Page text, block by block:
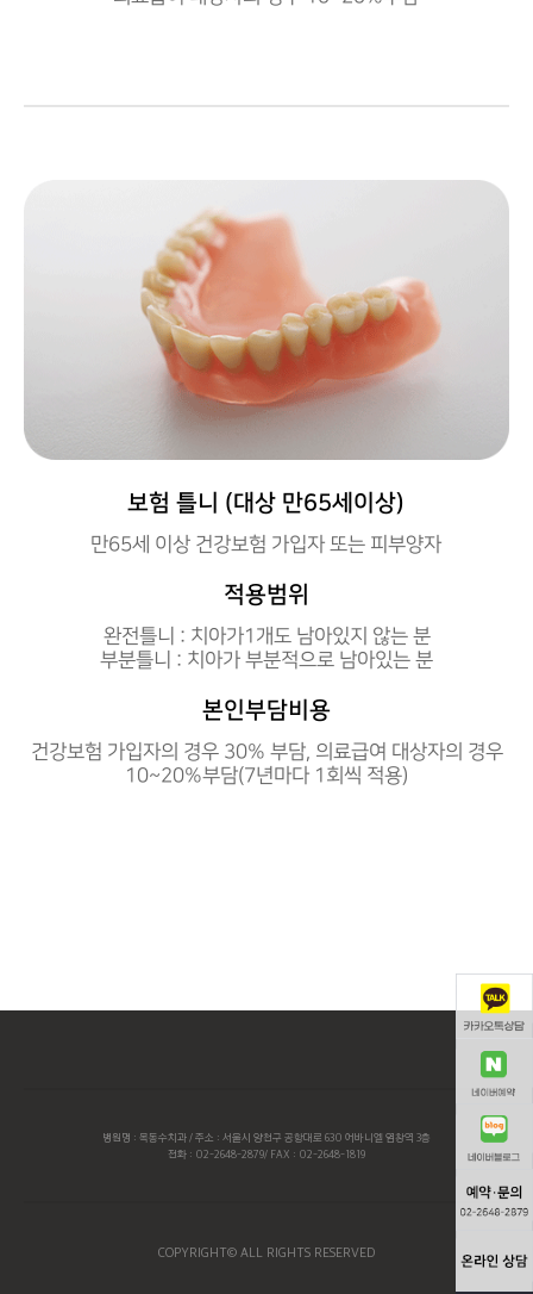
보험 틀니 (대상 만65세이상)
만65세 이상 건강보험 가입자 또는 피부양자
적용범위
완전틀니 : 치아가1개도 남아있지 않는 분
부분틀니 : 치아가 부분적으로 남아있는 분
본인부담비용
건강보험 가입자의 경우 30% 부담, 의료급여 대상자의 경우
10~20%부담(7년마다 1회씩 적용)
병원명 : 목동수치과 / 주소 : 서울시 양천구 공항대로 630 어바니엘 염창역 3층
전화 : 02-2648-2879/ FAX : 02-2648-1819
COPYRIGHT© ALL RIGHTS RESERVED